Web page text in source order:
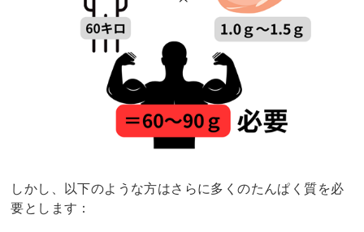
しかし、以下のような方はさらに多くのたんぱく質を必
要とします：